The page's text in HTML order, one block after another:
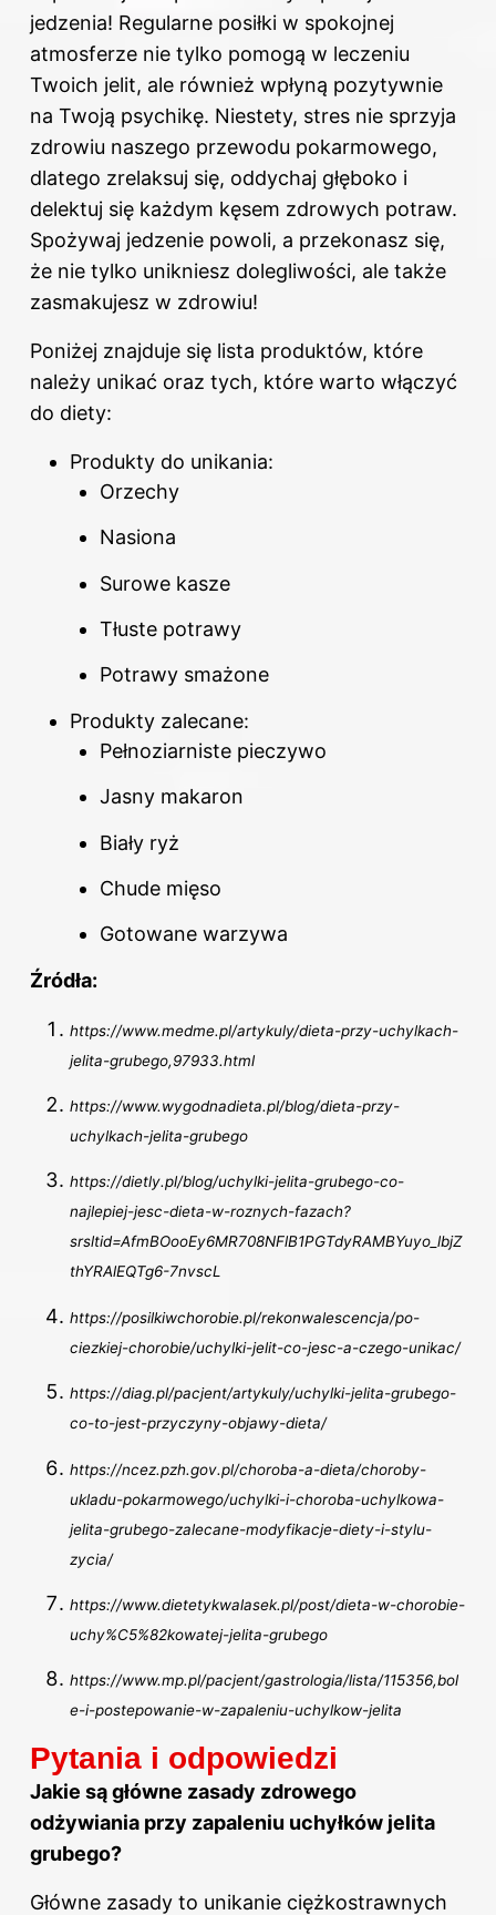
jedzenia! Regularne posiłki w spokojnej
atmosferze nie tylko pomogą w leczeniu
Twoich jelit, ale również wpłyną pozytywnie
na Twoją psychikę. Niestety, stres nie sprzyja
zdrowiu naszego przewodu pokarmowego,
dlatego zrelaksuj się, oddychaj głęboko i
delektuj się każdym kęsem zdrowych potraw.
Spożywaj jedzenie powoli, a przekonasz się,
że nie tylko unikniesz dolegliwości, ale także
zasmakujesz w zdrowiu!
Poniżej znajduje się lista produktów, które
należy unikać oraz tych, które warto włączyć
do diety:
Produkty do unikania:
Orzechy
Nasiona
Surowe kasze
Tłuste potrawy
Potrawy smażone
Produkty zalecane:
Pełnoziarniste pieczywo
Jasny makaron
Biały ryż
Chude mięso
Gotowane warzywa
Źródła:
https://www.medme.pl/artykuly/dieta-przy-uchylkach-
jelita-grubego,97933.html
https://www.wygodnadieta.pl/blog/dieta-przy-
uchylkach-jelita-grubego
https://dietly.pl/blog/uchylki-jelita-grubego-co-
najlepiej-jesc-dieta-w-roznych-fazach?
srsltid=AfmBOooEy6MR708NFlB1PGTdyRAMBYuyo_lbjZ
thYRAlEQTg6-7nvscL
https://posilkiwchorobie.pl/rekonwalescencja/po-
ciezkiej-chorobie/uchylki-jelit-co-jesc-a-czego-unikac/
https://diag.pl/pacjent/artykuly/uchylki-jelita-grubego-
co-to-jest-przyczyny-objawy-dieta/
https://ncez.pzh.gov.pl/choroba-a-dieta/choroby-
ukladu-pokarmowego/uchylki-i-choroba-uchylkowa-
jelita-grubego-zalecane-modyfikacje-diety-i-stylu-
zycia/
https://www.dietetykwalasek.pl/post/dieta-w-chorobie-
uchy%C5%82kowatej-jelita-grubego
https://www.mp.pl/pacjent/gastrologia/lista/115356,bol
e-i-postepowanie-w-zapaleniu-uchylkow-jelita
Pytania i odpowiedzi
Jakie są główne zasady zdrowego
odżywiania przy zapaleniu uchyłków jelita
grubego?
Główne zasady to unikanie ciężkostrawnych